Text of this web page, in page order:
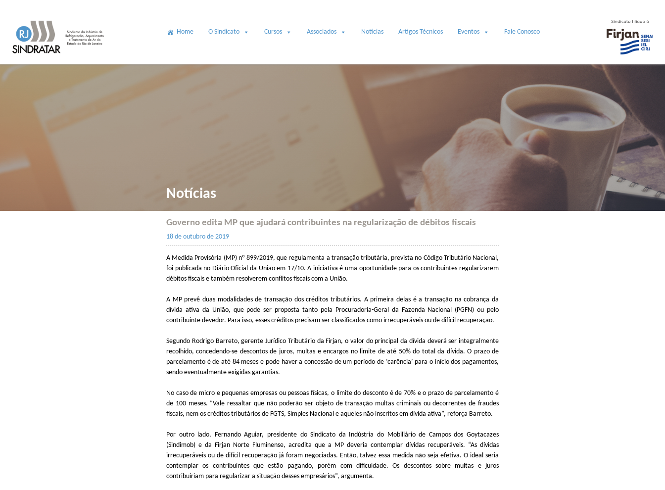
Home O Sindicato Cursos Associados Notícias Artigos Técnicos Eventos Fale Conosco
Notícias
Governo edita MP que ajudará contribuintes na regularização de débitos fiscais
18 de outubro de 2019
A Medida Provisória (MP) nº 899/2019, que regulamenta a transação tributária, prevista no Código Tributário Nacional,
foi publicada no Diário Oficial da União em 17/10. A iniciativa é uma oportunidade para os contribuintes regularizarem
débitos fiscais e também resolverem conflitos fiscais com a União.
A MP prevê duas modalidades de transação dos créditos tributários. A primeira delas é a transação na cobrança da
dívida ativa da União, que pode ser proposta tanto pela Procuradoria-Geral da Fazenda Nacional (PGFN) ou pelo
contribuinte devedor. Para isso, esses créditos precisam ser classificados como irrecuperáveis ou de difícil recuperação.
Segundo Rodrigo Barreto, gerente Jurídico Tributário da Firjan, o valor do principal da dívida deverá ser integralmente
recolhido, concedendo-se descontos de juros, multas e encargos no limite de até 50% do total da dívida. O prazo de
parcelamento é de até 84 meses e pode haver a concessão de um período de ‘carência’ para o início dos pagamentos,
sendo eventualmente exigidas garantias.
No caso de micro e pequenas empresas ou pessoas físicas, o limite do desconto é de 70% e o prazo de parcelamento é
de 100 meses. “Vale ressaltar que não poderão ser objeto de transação multas criminais ou decorrentes de fraudes
fiscais, nem os créditos tributários de FGTS, Simples Nacional e aqueles não inscritos em dívida ativa”, reforça Barreto.
Por outro lado, Fernando Aguiar, presidente do Sindicato da Indústria do Mobiliário de Campos dos Goytacazes
(Sindimob) e da Firjan Norte Fluminense, acredita que a MP deveria contemplar dívidas recuperáveis. “As dívidas
irrecuperáveis ou de difícil recuperação já foram negociadas. Então, talvez essa medida não seja efetiva. O ideal seria
contemplar os contribuintes que estão pagando, porém com dificuldade. Os descontos sobre multas e juros
contribuiriam para regularizar a situação desses empresários”, argumenta.